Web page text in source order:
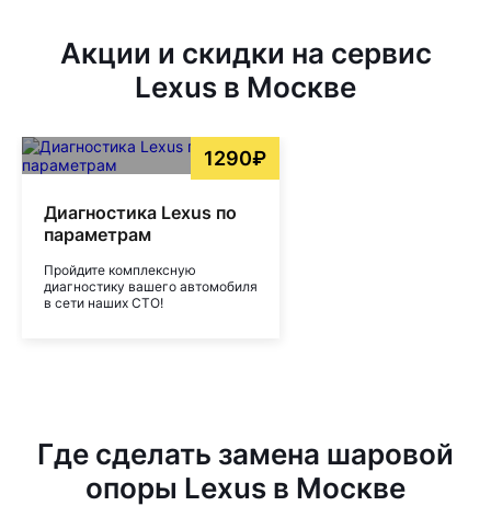
Акции и скидки на сервис
Lexus в Москве
1290₽
Диагностика Lexus по
параметрам
Пройдите комплексную
диагностику вашего автомобиля
в сети наших СТО!
Где сделать замена шаровой
опоры Lexus в Москве